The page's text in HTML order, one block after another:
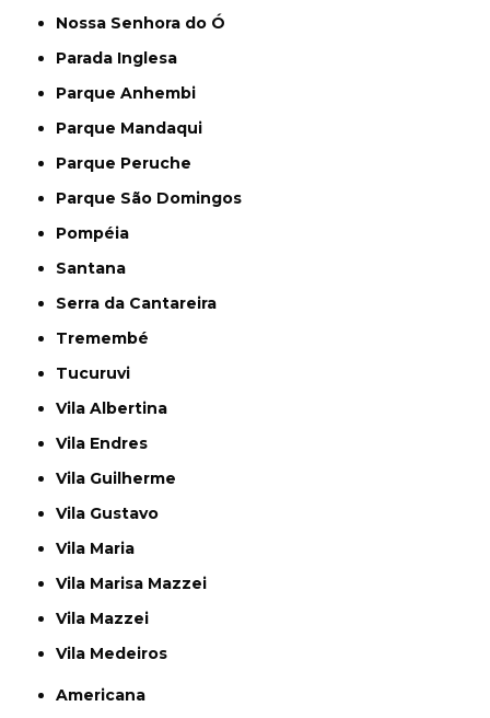
Nossa Senhora do Ó
Parada Inglesa
Parque Anhembi
Parque Mandaqui
Parque Peruche
Parque São Domingos
Pompéia
Santana
Serra da Cantareira
Tremembé
Tucuruvi
Vila Albertina
Vila Endres
Vila Guilherme
Vila Gustavo
Vila Maria
Vila Marisa Mazzei
Vila Mazzei
Vila Medeiros
Americana